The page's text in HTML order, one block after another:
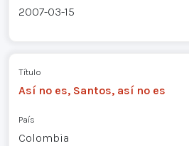
2007-03-15
Título
Así no es, Santos, así no es
País
Colombia